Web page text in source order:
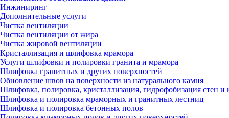
Инжиниринг
Дополнительные услуги
Чистка вентиляции
Чистка вентиляции от жира
Чистка жировой вентиляции
Кристаллизация и шлифовка мрамора
Услуги шлифовки и полировки гранита и мрамора
Шлифовка гранитных и других поверхностей
Обновление швов на поверхности из натурального камня
Шлифовка, полировка, кристаллизация, гидрофобизация стен и
Шлифовка и полировка мраморных и гранитных лестниц
Шлифовка и полировка бетонных полов